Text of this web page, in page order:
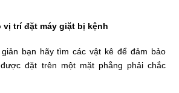
vị trí đặt máy giặt bị kệnh
bạn hãy tìm các vật kê để đảm bảo
đặt trên một mặt phẳng phải chắc